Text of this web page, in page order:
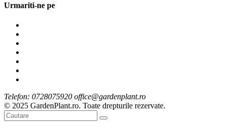
Urmariti-ne pe
Telefon: 0728075920 office@gardenplant.ro
© 2025 GardenPlant.ro. Toate drepturile rezervate.